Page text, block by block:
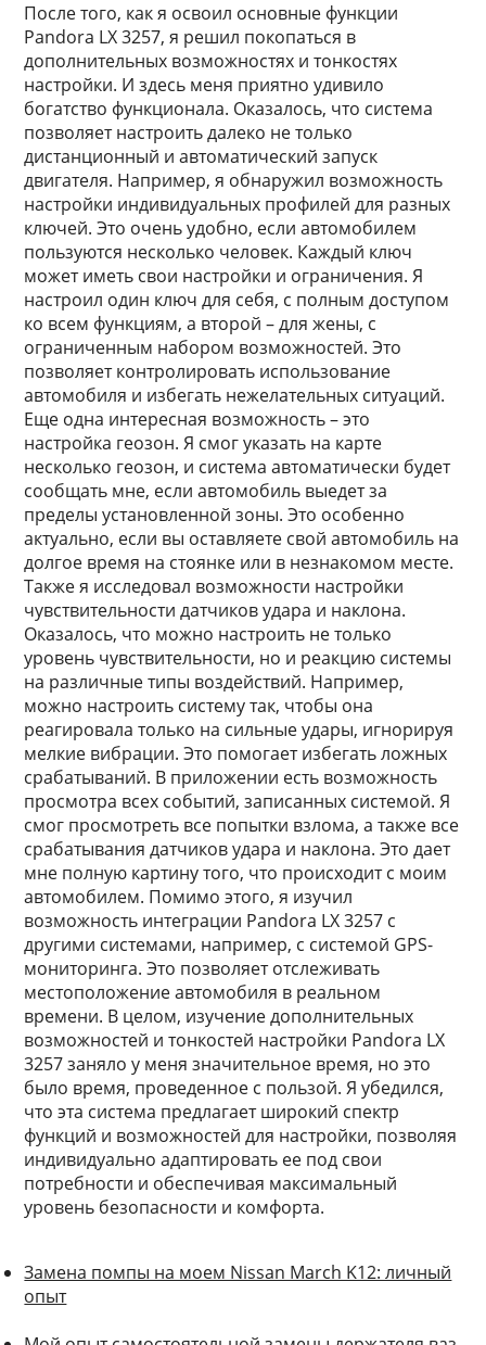
После того, как я освоил основные функции
Pandora LX 3257, я решил покопаться в
дополнительных возможностях и тонкостях
настройки. И здесь меня приятно удивило
богатство функционала. Оказалось, что система
позволяет настроить далеко не только
дистанционный и автоматический запуск
двигателя. Например, я обнаружил возможность
настройки индивидуальных профилей для разных
ключей. Это очень удобно, если автомобилем
пользуются несколько человек. Каждый ключ
может иметь свои настройки и ограничения. Я
настроил один ключ для себя, с полным доступом
ко всем функциям, а второй – для жены, с
ограниченным набором возможностей. Это
позволяет контролировать использование
автомобиля и избегать нежелательных ситуаций.
Еще одна интересная возможность – это
настройка геозон. Я смог указать на карте
несколько геозон, и система автоматически будет
сообщать мне, если автомобиль выедет за
пределы установленной зоны. Это особенно
актуально, если вы оставляете свой автомобиль на
долгое время на стоянке или в незнакомом месте.
Также я исследовал возможности настройки
чувствительности датчиков удара и наклона.
Оказалось, что можно настроить не только
уровень чувствительности, но и реакцию системы
на различные типы воздействий. Например,
можно настроить систему так, чтобы она
реагировала только на сильные удары, игнорируя
мелкие вибрации. Это помогает избегать ложных
срабатываний. В приложении есть возможность
просмотра всех событий, записанных системой. Я
смог просмотреть все попытки взлома, а также все
срабатывания датчиков удара и наклона. Это дает
мне полную картину того, что происходит с моим
автомобилем. Помимо этого, я изучил
возможность интеграции Pandora LX 3257 с
другими системами, например, с системой GPS-
мониторинга. Это позволяет отслеживать
местоположение автомобиля в реальном
времени. В целом, изучение дополнительных
возможностей и тонкостей настройки Pandora LX
3257 заняло у меня значительное время, но это
было время, проведенное с пользой. Я убедился,
что эта система предлагает широкий спектр
функций и возможностей для настройки, позволяя
индивидуально адаптировать ее под свои
потребности и обеспечивая максимальный
уровень безопасности и комфорта.
Замена помпы на моем Nissan March K12: личный
опыт